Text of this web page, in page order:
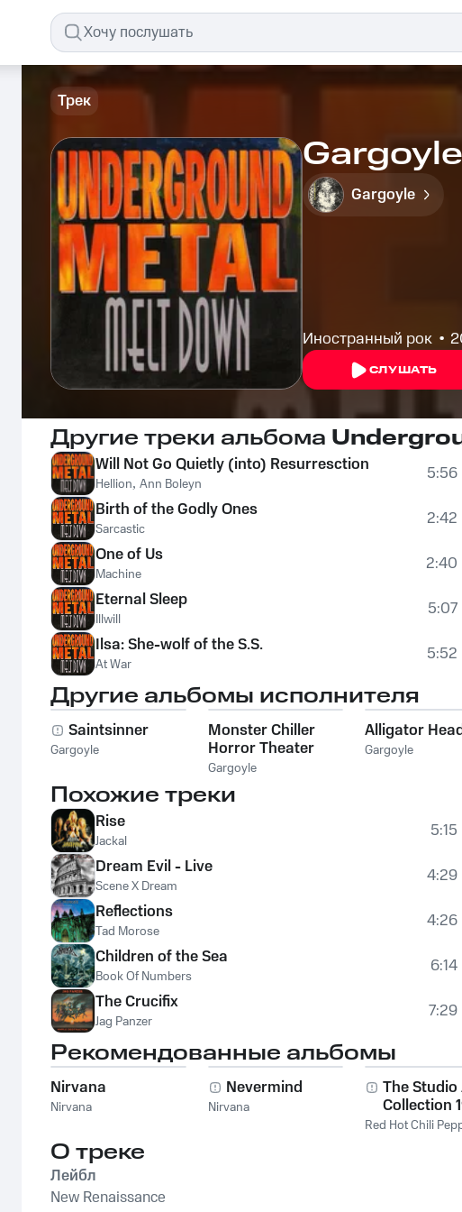
Трек
Gargoyle
Иностранный рок
СЛУШАТЬ
Другие треки альбома
Will Not Go Quietly (into) Resurresction
Hellion, Ann Boleyn
5:56
Birth of the Godly Ones
Sarcastic
2:42
One of Us
Machine
2:40
Eternal Sleep
Illwill
5:07
Ilsa: She-wolf of the S.S.
At War 5:52
Другие альбомы исполнителя
Saintsinner
Gargoyle
Monster Chiller
Horror Theater
Gargoyle
Alligator
Gargoyle
Похожие треки
Rise
Jackal
5:15
Dream Evil - Live
Scene X Dream
4:29
Reflections
Tad Morose
4:26
Children of the Sea
Book Of Numbers
6:14
The Crucifix
Jag Panzer 7:29
Рекомендованные альбомы
Nirvana
Nirvana
Nevermind
Nirvana
The Studio
Collection
2011
Red Hot Chili
О треке
Лейбл
New Renaissance